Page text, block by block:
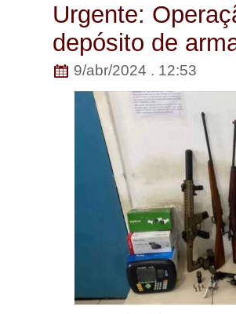
Urgente:
depósito de
9/abr/2024 . 12:53